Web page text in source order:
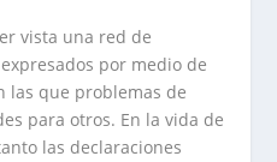
vista una red de
por medio de
las que problemas de
para otros. En la vida de
las declaraciones